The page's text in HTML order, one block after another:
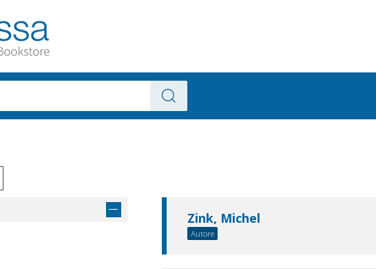
Zink, Michel
Autore